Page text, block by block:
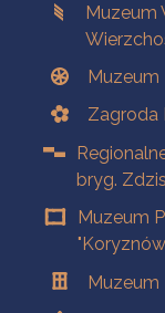
Muzeum
Muzeum
Zagroda
bryg.
Muzeum
Muzeum